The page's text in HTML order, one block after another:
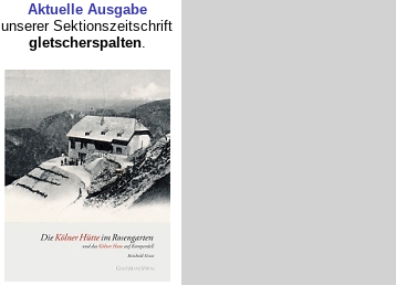
Aktuelle Ausgabe
unserer Sektionszeitschrift
gletscherspalten.